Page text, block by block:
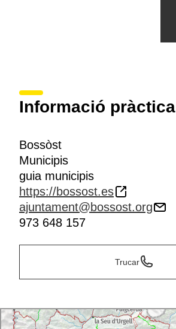
Informació pràctica
Bossòst
Municipis
guia municipis
https://bossost.es
ajuntament@bossost.org
973 648 157
Trucar